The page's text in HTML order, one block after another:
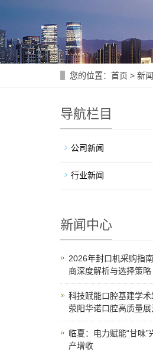
您的位置： 首页 > 新
导航栏目
公司新闻
行业新闻
新闻中心
2026年封口机采购指
商深度解析与选择策略
科技赋能口腔基建学术
荥阳华诺口腔高质量展
临夏：电力赋能“甘味”
产增收